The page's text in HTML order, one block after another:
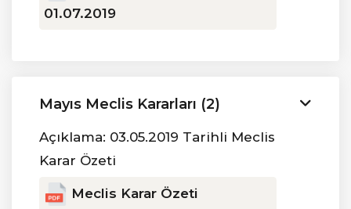
01.07.2019
Mayıs Meclis Kararları (2)
Açıklama: 03.05.2019 Tarihli Meclis
Karar Özeti
Meclis Karar Özeti